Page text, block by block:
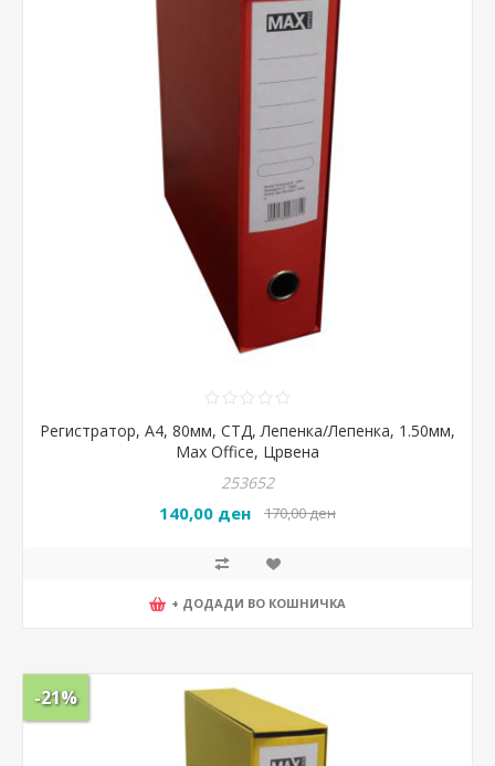
Регистратор, А4, 80мм, СТД, Лепенка/Лепенка, 1.50мм,
Max Office, Црвена
253652
140,00 ден 170,00 ден
+ ДОДАДИ ВО КОШНИЧКА
-21%